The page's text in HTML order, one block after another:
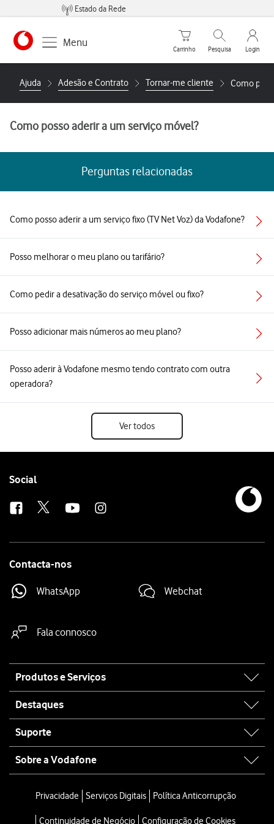
Estado da Rede
https://www.vodafone.pt
Menu
Carrinho de compras
Carrinho
Pesquisar
Pesquisa
My
Login
Ajuda Adesão e Contrato Tornar-me cliente Como
Como posso aderir a um serviço móvel?
Perguntas relacionadas
Como posso aderir a um serviço fixo (TV Net Voz) da Vodafone?
Posso melhorar o meu plano ou tarifário?
Como pedir a desativação do serviço móvel ou fixo?
Posso adicionar mais números ao meu plano?
Posso aderir à Vodafone mesmo tendo contrato com outra
operadora?
Ver todos
Follow
Social
Contacta-nos
WhatsApp Webchat
Fala connosco
map
Produtos e Serviços
Destaques
Suporte
Sobre a Vodafone
Privacidade Serviços Digitais Política Anticorrupção
Continuidade de Negócio Configuração de Cookies